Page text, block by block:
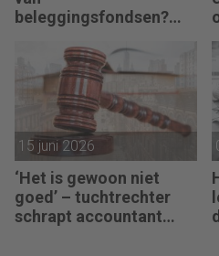
beleggingsfondsen?
15 juni 2026
‘Het is gewoon niet
goed’ – tuchtrechter
schrapt accountant